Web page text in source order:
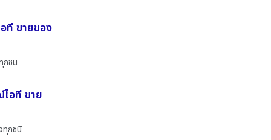
ที ขายของ
กชน
อที ขาย
ทุกชนิ